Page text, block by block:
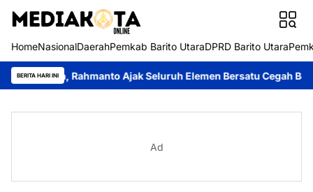
HomeNasionalDaerahPemkab Barito UtaraDPRD Barito Utara
BERITA HARI INIAjak Seluruh Elemen Bersatu Cegah Bencana
Ad